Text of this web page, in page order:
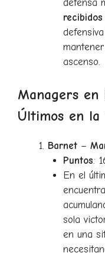
defensa
recibidos
ascenso.
Managers en
Últimos en la
Barnet –
Puntos:
En el
encuentra
sola
en una